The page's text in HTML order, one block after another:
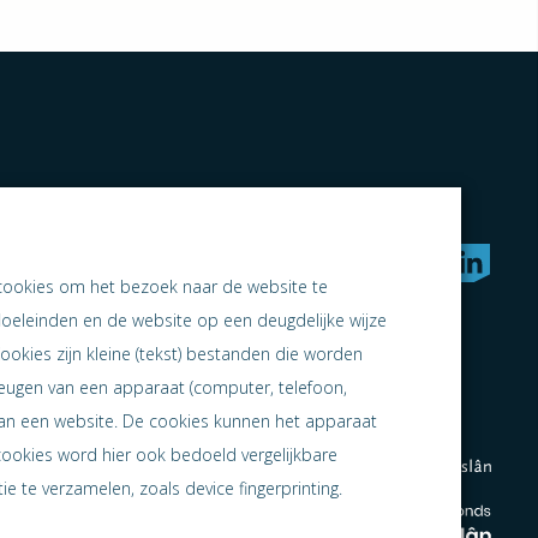
naar samen ondernemen
om het bezoek naar de website te
en de website op een deugdelijke wijze
zijn kleine (tekst) bestanden die worden
van een apparaat (computer, telefoon,
een website. De cookies kunnen het apparaat
word hier ook bedoeld vergelijkbare
te verzamelen, zoals device fingerprinting.